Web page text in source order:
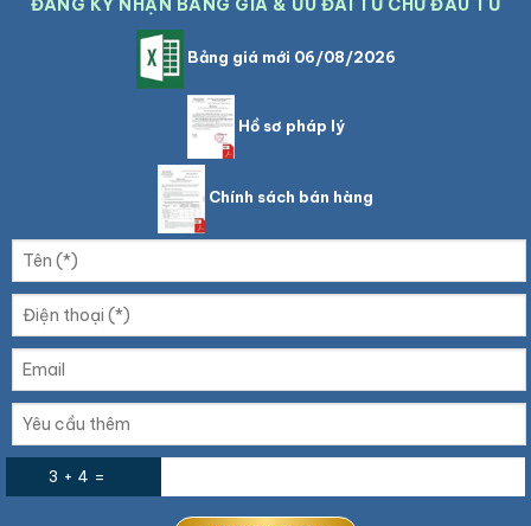
Bảng giá mới 06/08/2026
Hồ sơ pháp lý
Chính sách bán hàng
3 + 4 =